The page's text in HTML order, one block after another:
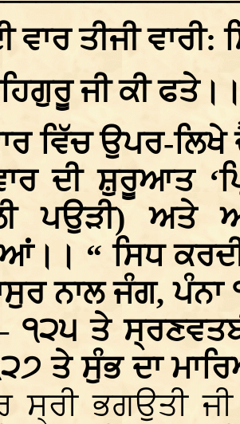
ਵਾਰ ਤੀਜੀ
ਜੀ ਕੀ
ਵਿੱਚ ਉਪਰ-ਲਿਖੇ
ਦੀ ਸ਼ੁਰੂਆਤ
ਪਉੜੀ) ਅਤੇ
“ ਸਿਧ
ਨਾਲ ਜੰਗ,
੧੨੫ ਤੇ
ਤੇ ਸੁੰਭ ਦਾ
ਸ੍ਰੀ ਭਗਉਤੀ